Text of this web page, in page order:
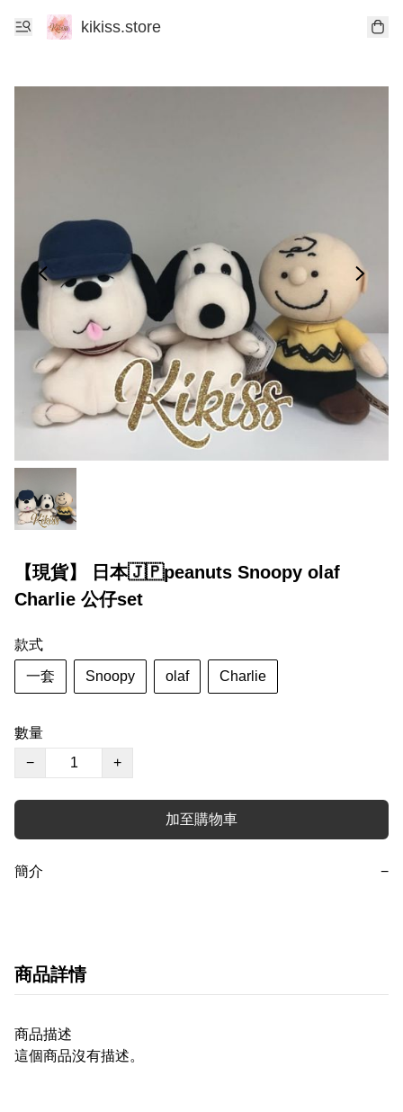
kikiss.store
【現貨】 日本🇯🇵peanuts Snoopy olaf
Charlie 公仔set
款式
一套 Snoopy olaf Charlie
數量
−
+
加至購物車
簡介 −
商品詳情
商品描述
這個商品沒有描述。